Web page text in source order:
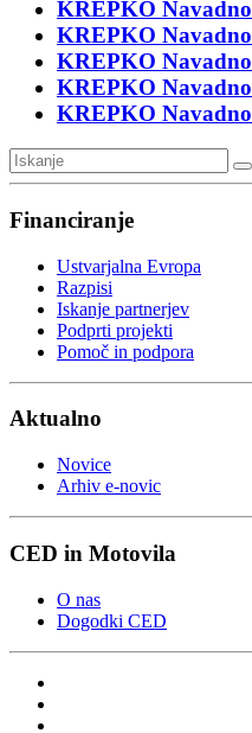
KREPKO Navadno
KREPKO Navadno
KREPKO Navadno
KREPKO Navadno
KREPKO Navadno
Financiranje
Ustvarjalna Evropa
Razpisi
Iskanje partnerjev
Podprti projekti
Pomoč in podpora
Aktualno
Novice
Arhiv e-novic
CED in Motovila
O nas
Dogodki CED